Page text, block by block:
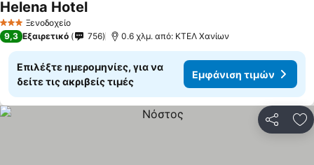
3 ΑστέριαΞενοδοχείο
Helena HotelΕμφάνιση τιμών
9,3 Εξαιρετικό 756 0.6 χλμ. από: ΚΤΕΛ Χανίων
Επιλέξτε ημερομηνίες, για να
δείτε τις ακριβείς τιμές
Εμφάνιση τιμών